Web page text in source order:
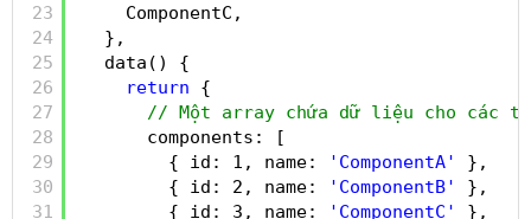
23
24
25
26
27
28
29
30
31
ComponentC,
},
data() {
return
{
// Một array chứa dữ liệu cho các
components: [
{ id: 1, name:
'ComponentA'
},
{ id: 2, name:
'ComponentB'
},
{ id: 3, name:
'ComponentC'
},